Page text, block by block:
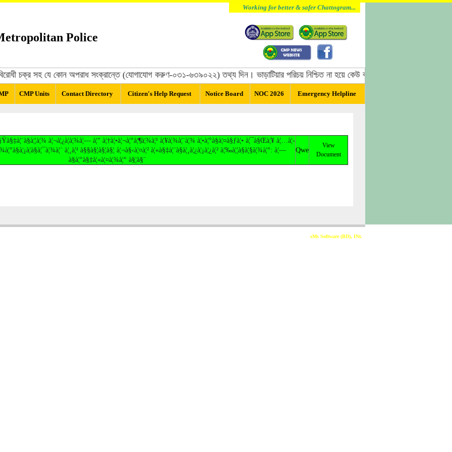
Working for better & safer Chattogram...
Police
চক্র সহ যে কোন অপরাধ সংক্রান্তে (যোগাযোগ করুণ-০৩১-৬৩৯০২২) তথ্য দিন। ভাড়াটিয়ার পরিচয় নিশ্চিত না হয়ে কেউ বাসা ভাড়া দিবেন না, বাসা ভাড়া
CMP Units Contact Directory Citizen's Help Request Notice Board NOC 2026 Emergency Helpline
à¦¬à¦¿à¦­à¦¾à¦— à¦“ à¦†à¦•à¦¬à¦°à¦¶à¦¾à¦¹ à¦¥à¦¾à¦¨à¦¾ à¦•à¦°à§à¦¤à§ƒà¦• à¦¯à§Œà¦¥ à¦…à¦­
à¦¸à¦¹ à§§à§¦à§¦à§¦ à¦¬à§‹à¦¤à¦² à¦«à§‡à¦¨à§à¦¸à¦¿à¦¡à¦¿à¦² à¦‰à¦¦à§à¦§à¦¾à¦°: à¦—
à§à¦°à§‡à¦«à¦¤à¦¾à¦° à§¦à§¨
Qwe
View
Document
sMs Software (BD), INt.